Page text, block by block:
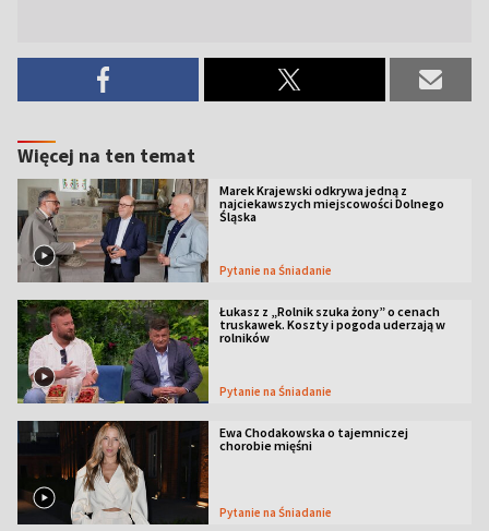
Więcej na ten temat
Marek Krajewski odkrywa jedną z
najciekawszych miejscowości Dolnego
Śląska
Pytanie na Śniadanie
Łukasz z „Rolnik szuka żony” o cenach
truskawek. Koszty i pogoda uderzają w
rolników
Pytanie na Śniadanie
Ewa Chodakowska o tajemniczej
chorobie mięśni
Pytanie na Śniadanie